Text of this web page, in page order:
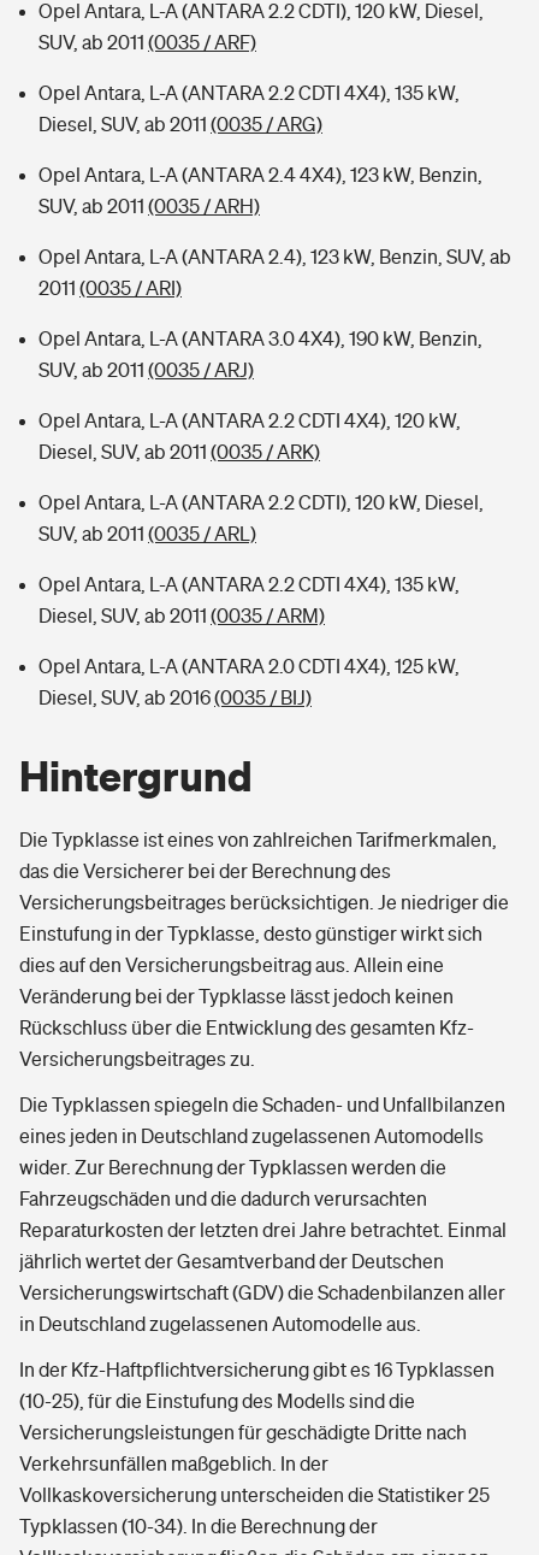
Opel Antara, L-A (ANTARA 2.2 CDTI), 120 kW, Diesel,
SUV, ab 2011 (0035 / ARF)
Opel Antara, L-A (ANTARA 2.2 CDTI 4X4), 135 kW,
Diesel, SUV, ab 2011 (0035 / ARG)
Opel Antara, L-A (ANTARA 2.4 4X4), 123 kW, Benzin,
SUV, ab 2011 (0035 / ARH)
Opel Antara, L-A (ANTARA 2.4), 123 kW, Benzin, SUV, ab
2011 (0035 / ARI)
Opel Antara, L-A (ANTARA 3.0 4X4), 190 kW, Benzin,
SUV, ab 2011 (0035 / ARJ)
Opel Antara, L-A (ANTARA 2.2 CDTI 4X4), 120 kW,
Diesel, SUV, ab 2011 (0035 / ARK)
Opel Antara, L-A (ANTARA 2.2 CDTI), 120 kW, Diesel,
SUV, ab 2011 (0035 / ARL)
Opel Antara, L-A (ANTARA 2.2 CDTI 4X4), 135 kW,
Diesel, SUV, ab 2011 (0035 / ARM)
Opel Antara, L-A (ANTARA 2.0 CDTI 4X4), 125 kW,
Diesel, SUV, ab 2016(0035 / BIJ)
Hintergrund
Die Typklasse ist eines von zahlreichen Tarifmerkmalen,
das die Versicherer bei der Berechnung des
Versicherungsbeitrages berücksichtigen. Je niedriger die
Einstufung in der Typklasse, desto günstiger wirkt sich
dies auf den Versicherungsbeitrag aus. Allein eine
Veränderung bei der Typklasse lässt jedoch keinen
Rückschluss über die Entwicklung des gesamten Kfz-
Versicherungsbeitrages zu.
Die Typklassen spiegeln die Schaden- und Unfallbilanzen
eines jeden in Deutschland zugelassenen Automodells
wider. Zur Berechnung der Typklassen werden die
Fahrzeugschäden und die dadurch verursachten
Reparaturkosten der letzten drei Jahre betrachtet. Einmal
jährlich wertet der Gesamtverband der Deutschen
Versicherungswirtschaft (GDV) die Schadenbilanzen aller
in Deutschland zugelassenen Automodelle aus.
In der Kfz-Haftpflichtversicherung gibt es 16 Typklassen
(10-25), für die Einstufung des Modells sind die
Versicherungsleistungen für geschädigte Dritte nach
Verkehrsunfällen maßgeblich. In der
Vollkaskoversicherung unterscheiden die Statistiker 25
Typklassen (10-34). In die Berechnung der